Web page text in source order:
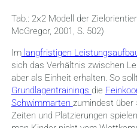
Tab.: 2×2 Modell der
McGregor, 2001, S. 502)
Imlangfristigen
sich das Verhältnis zwischen
aber als Einheit erhalten. So
Grundlagentrainings die
Schwimmarten zumindest über
Zeiten und Platzierungen